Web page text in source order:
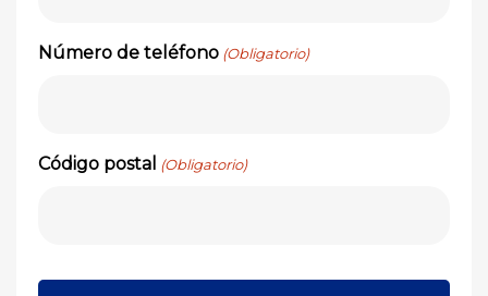
Número de teléfono (Obligatorio)
Código postal (Obligatorio)